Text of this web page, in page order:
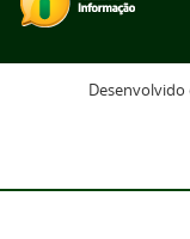
Desenvolvido